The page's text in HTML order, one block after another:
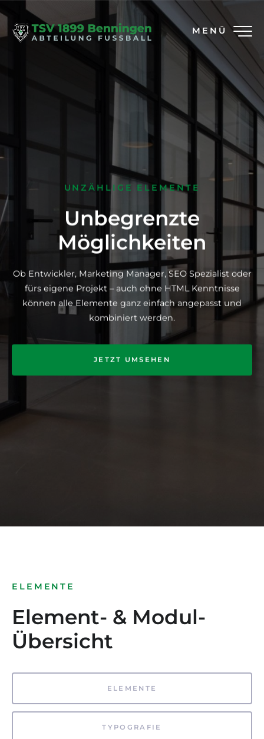
MENÜ
UNZÄHLIGE ELEMENTE
Unbegrenzte
Möglichkeiten
Ob Entwickler, Marketing Manager, SEO Spezialist oder
fürs eigene Projekt – auch ohne HTML Kenntnisse
können alle Elemente ganz einfach angepasst und
kombiniert werden.
JETZT UMSEHEN
ELEMENTE
Element- & Modul-
Übersicht
ELEMENTE
TYPOGRAFIE